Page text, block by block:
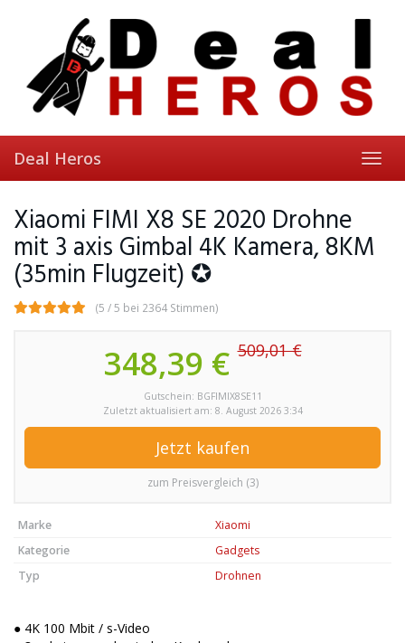
Deal Heros
Xiaomi FIMI X8 SE 2020 Drohne
mit 3 axis Gimbal 4K Kamera, 8KM
(35min Flugzeit) ✪
(5 / 5 bei 2364 Stimmen)
348,39 €509,01 €
Gutschein: BGFIMIX8SE11
Zuletzt aktualisiert am: 8. August 2026 3:34
Jetzt kaufen
zum Preisvergleich (3)
Marke
Xiaomi
Kategorie
Gadgets
Typ
Drohnen
● 4K 100 Mbit / s-Video